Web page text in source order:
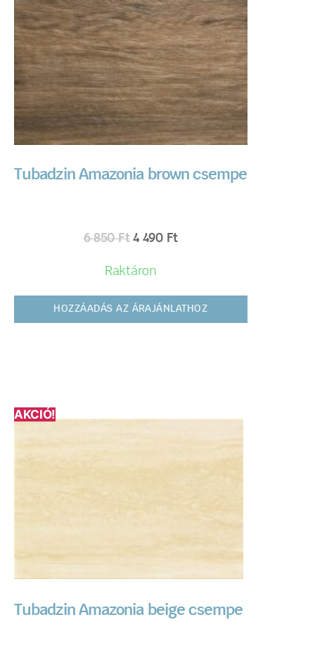
Tubadzin Amazonia brown csempe
6 850Ft 4 490 Ft
Raktáron
HOZZÁADÁS AZ ÁRAJÁNLATHOZ
AKCIÓ!
Tubadzin Amazonia beige csempe